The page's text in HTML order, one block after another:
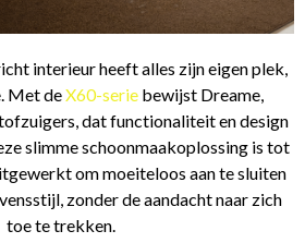
interieur heeft alles zijn eigen plek,
Met deX60-serie bewijst Dreame,
dat functionaliteit en design
slimme schoonmaakoplossing is tot
om moeiteloos aan te sluiten
zonder de aandacht naar zich
toe te trekken.